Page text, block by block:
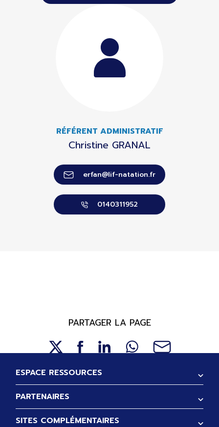
RÉFÉRENT ADMINISTRATIF
Christine GRANAL
erfan@lif-natation.fr
0140311952
PARTAGER LA PAGE
Pied de page
ESPACE RESSOURCES
PARTENAIRES
SITES COMPLÉMENTAIRES